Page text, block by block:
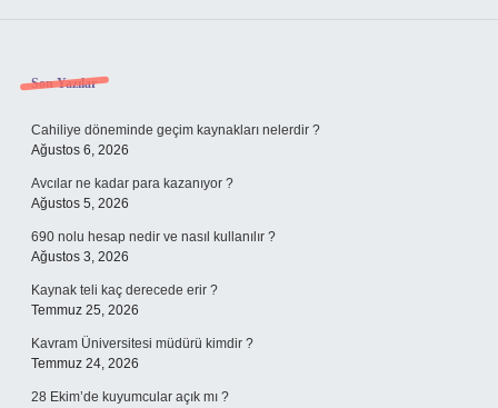
Sidebar
Son Yazılar
Cahiliye döneminde geçim kaynakları nelerdir ?
Ağustos 6, 2026
Avcılar ne kadar para kazanıyor ?
Ağustos 5, 2026
690 nolu hesap nedir ve nasıl kullanılır ?
Ağustos 3, 2026
Kaynak teli kaç derecede erir ?
Temmuz 25, 2026
Kavram Üniversitesi müdürü kimdir ?
Temmuz 24, 2026
28 Ekim’de kuyumcular açık mı ?